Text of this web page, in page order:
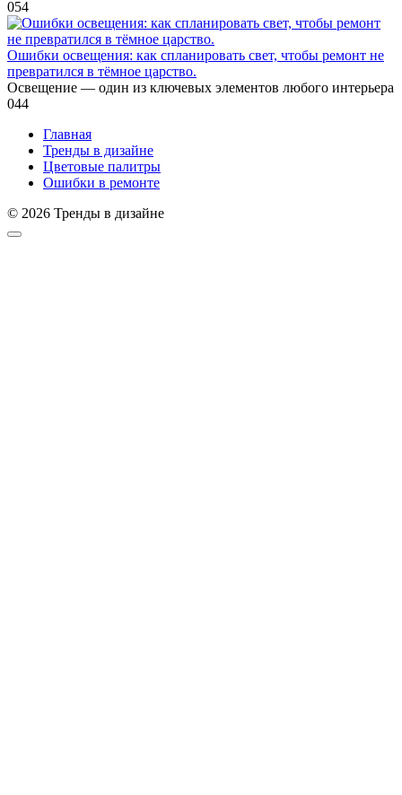
054
Ошибки освещения: как спланировать свет, чтобы ремонт не
превратился в тёмное царство.
Освещение — один из ключевых элементов любого интерьера
044
Главная
Тренды в дизайне
Цветовые палитры
Ошибки в ремонте
© 2026 Тренды в дизайне